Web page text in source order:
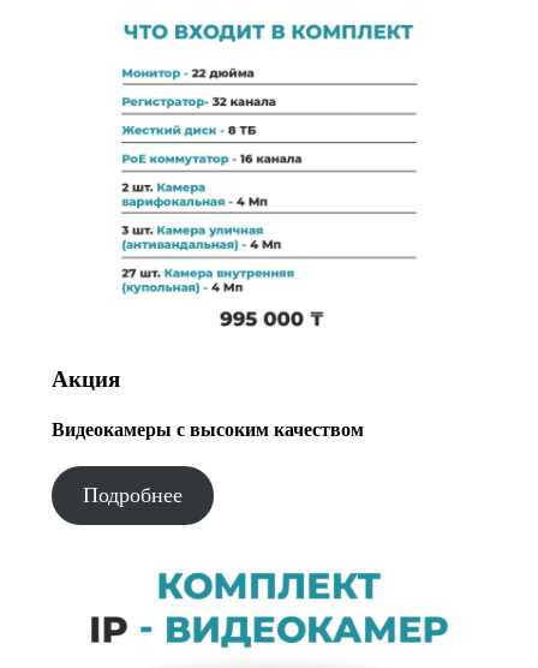
Акция
Видеокамеры с высоким качеством
Подробнее